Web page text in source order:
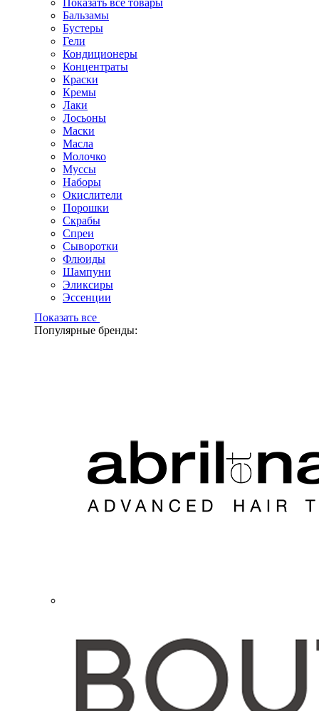
Показать все товары
Бальзамы
Бустеры
Гели
Кондиционеры
Концентраты
Краски
Кремы
Лаки
Лосьоны
Маски
Масла
Молочко
Муссы
Наборы
Окислители
Порошки
Скрабы
Спреи
Сыворотки
Флюиды
Шампуни
Эликсиры
Эссенции
Показать все
Популярные бренды: